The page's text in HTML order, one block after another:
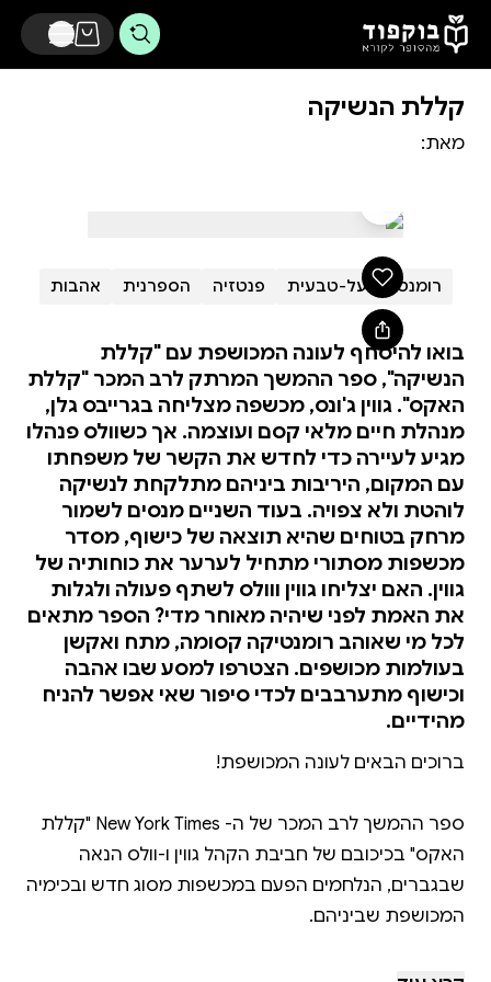
דלג לתוכן הראשי
קללת הנשיקה
מאת:
רומנטיקה על-טבעית פנטזיה הספרנית אהבות
בואו להיסחף לעונה המכושפת עם "קללת
הנשיקה", ספר ההמשך המרתק לרב המכר "קללת
האקס". גווין ג'ונס, מכשפה מצליחה בגרייבס גלן,
מנהלת חיים מלאי קסם ועוצמה. אך כשוולס פנהלו
מגיע לעיירה כדי לחדש את הקשר של משפחתו
עם המקום, היריבות ביניהם מתלקחת לנשיקה
לוהטת ולא צפויה. בעוד השניים מנסים לשמור
מרחק בטוחים שהיא תוצאה של כישוף, מסדר
מכשפות מסתורי מתחיל לערער את כוחותיה של
גווין. האם יצליחו גווין ווולס לשתף פעולה ולגלות
את האמת לפני שיהיה מאוחר מדי? הספר מתאים
לכל מי שאוהב רומנטיקה קסומה, מתח ואקשן
בעולמות מכושפים. הצטרפו למסע שבו אהבה
וכישוף מתערבבים לכדי סיפור שאי אפשר להניח
מהידיים.
ספר ההמשך לרב המכר של ה- New York Times "קללת
האקס" בכיכובם של חביבת הקהל גווין ו-וולס הנאה
שבגברים, הנלחמים הפעם במכשפות מסוג חדש ובכימיה
גווין ג'ונס מרוצה מאוד מחייה בגרייבס גלן. היא, יחד עם